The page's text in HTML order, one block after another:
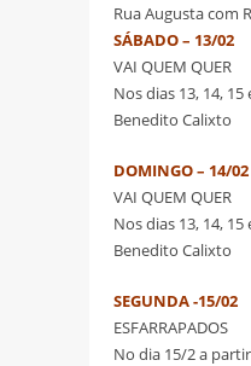
Rua Augusta com
SÁBADO – 13/02
VAI QUEM QUER
Nos dias 13, 14,
Benedito Calixto
DOMINGO – 14/02
VAI QUEM QUER
Nos dias 13, 14,
Benedito Calixto
SEGUNDA -15/02
ESFARRAPADOS
No dia 15/2 a